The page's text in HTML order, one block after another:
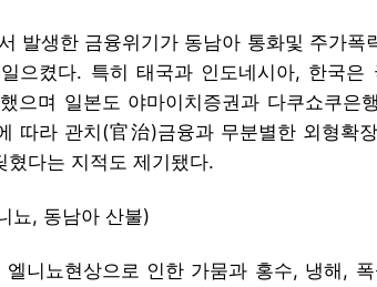
발생한 금융위기가 동남아 통화및 주가폭
으켰다. 특히 태국과 인도네시아, 한국은
으며 일본도 야마이치증권과 다쿠쇼쿠은
따라 관치(官治)금융과 무분별한 외형확
혔다는 지적도 제기됐다.
, 동남아 산불)
엘니뇨현상으로 인한 가뭄과 홍수, 냉해,